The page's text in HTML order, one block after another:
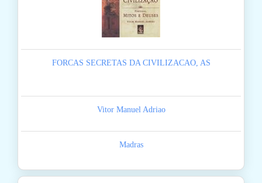
FORCAS SECRETAS DA CIVILIZACAO, AS
Vitor Manuel Adriao
Madras